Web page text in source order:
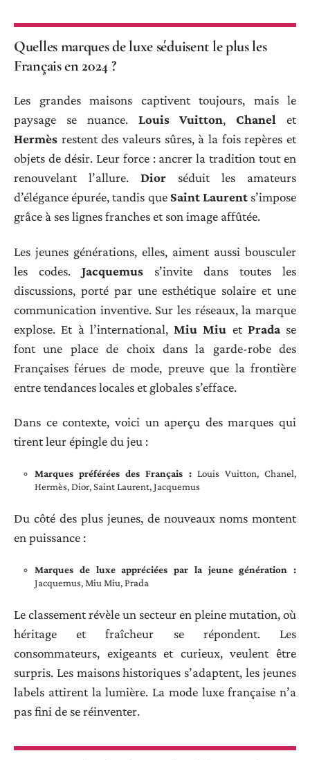
Quelles marques de luxe séduisent le plus les
Français en 2024 ?
Les grandes maisons captivent toujours, mais le
paysage se nuance. Louis Vuitton,Chanel et
Hermès restent des valeurs sûres, à la fois repères et
objets de désir. Leur force : ancrer la tradition tout en
renouvelant l’allure. Dior séduit les amateurs
d’élégance épurée, tandis que Saint Laurents’impose
grâce à ses lignes franches et son image affûtée.
Les jeunes générations, elles, aiment aussi bousculer
les codes. Jacquemus s’invite dans toutes les
discussions, porté par une esthétique solaire et une
communication inventive. Sur les réseaux, la marque
explose. Et à l’international, Miu Miu et Pradase
font une place de choix dans la garde-robe des
Françaises férues de mode, preuve que la frontière
entre tendances locales et globales s’efface.
Dans ce contexte, voici un aperçu des marques qui
tirent leur épingle du jeu :
Marques préférées des Français :Louis Vuitton, Chanel,
Hermès, Dior, Saint Laurent, Jacquemus
Du côté des plus jeunes, de nouveaux noms montent
en puissance :
Marques de luxe appréciées par la jeune génération :
Jacquemus, Miu Miu, Prada
Le classement révèle un secteur en pleine mutation, où
héritage et fraîcheur se répondent. Les
consommateurs, exigeants et curieux, veulent être
surpris. Les maisons historiques s’adaptent, les jeunes
labels attirent la lumière. La mode luxe française n’a
pas fini de se réinventer.